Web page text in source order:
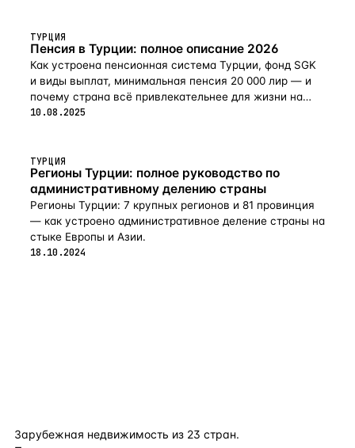
ТУРЦИЯ
Пенсия в Турции: полное описание 2026
Как устроена пенсионная система Турции, фонд SGK
и виды выплат, минимальная пенсия 20 000 лир — и
почему страна всё привлекательнее для жизни на
пенсии в 2026-м.
10.08.2025
ТУРЦИЯ
Регионы Турции: полное руководство по
административному делению страны
Регионы Турции: 7 крупных регионов и 81 провинция
— как устроено административное деление страны на
стыке Европы и Азии.
18.10.2024
Зарубежная недвижимость из 23 стран.